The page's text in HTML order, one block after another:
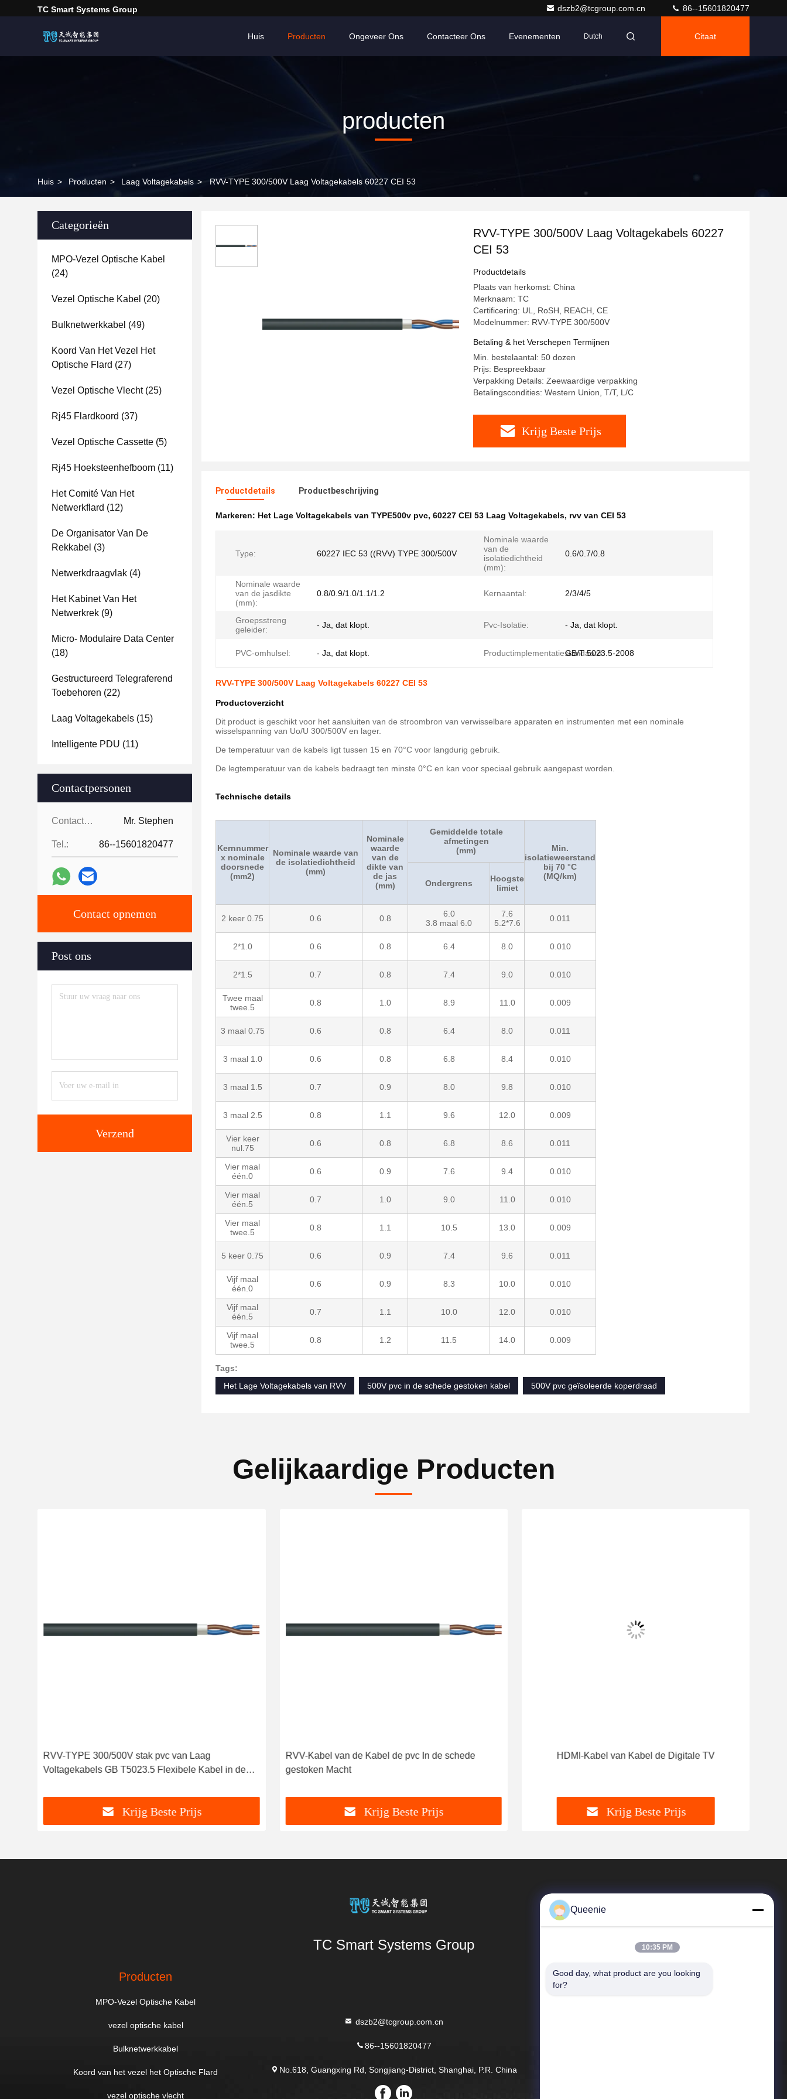
TC Smart Systems Group dszb2@tcgroup.com.cn 86--15601820477
Huis Producten Ongeveer Ons Contacteer Ons Evenementen Dutch Citaat
producten
Huis > Producten > Laag Voltagekabels > RVV-TYPE 300/500V Laag Voltagekabels 60227 CEI 53
Categorieën
MPO-Vezel Optische Kabel
(24)
Vezel Optische Kabel (20)
Bulknetwerkkabel (49)
Koord Van Het Vezel Het
Optische Flard (27)
Vezel Optische Vlecht(25)
Rj45 Flardkoord (37)
Vezel Optische Cassette (5)
Rj45 Hoeksteenhefboom (11)
Het Comité Van Het
Netwerkflard (12)
De Organisator Van De
Rekkabel (3)
Netwerkdraagvlak (4)
Het Kabinet Van Het
Netwerkrek (9)
Micro- Modulaire Data Center
(18)
Gestructureerd Telegraferend
Toebehoren (22)
Laag Voltagekabels (15)
Intelligente PDU (11)
Contactpersonen
Contactpersonen: Mr. Stephen
Tel.: 86--15601820477
Contact opnemen
Post ons
Verzend
RVV-TYPE 300/500V Laag Voltagekabels 60227
CEI 53
Productdetails
Plaats van herkomst: China
Merknaam: TC
Certificering: UL, RoSH, REACH, CE
Modelnummer: RVV-TYPE 300/500V
Betaling & het Verschepen Termijnen
Min. bestelaantal: 50 dozen
Prijs: Bespreekbaar
Verpakking Details: Zeewaardige verpakking
Betalingscondities: Western Union, T/T, L/C
Krijg Beste Prijs
Productdetails Productbeschrijving
Markeren: Het Lage Voltagekabels van TYPE500v pvc, 60227 CEI 53 Laag Voltagekabels, rvv van CEI 53
Type: 60227 IEC 53 ((RVV) TYPE 300/500V
Nominale waarde
van de
isolatiedichtheid
(mm):
0.6/0.7/0.8
Nominale waarde
van de jasdikte
(mm):
0.8/0.9/1.0/1.1/1.2 Kernaantal: 2/3/4/5
Groepsstreng
geleider:
- Ja, dat klopt. Pvc-Isolatie: - Ja, dat klopt.
PVC-omhulsel: - Ja, dat klopt. Productimplementatiestandaard:
GB/T 5023.5-2008
RVV-TYPE 300/500V Laag Voltagekabels 60227 CEI 53
Productoverzicht
Dit product is geschikt voor het aansluiten van de stroombron van verwisselbare apparaten en instrumenten met een nominale
wisselspanning van Uo/U 300/500V en lager.
De temperatuur van de kabels ligt tussen 15 en 70°C voor langdurig gebruik.
De legtemperatuur van de kabels bedraagt ten minste 0°C en kan voor speciaal gebruik aangepast worden.
Technische details
Kernnummer
x nominale
doorsnede
(mm2)
Nominale waarde van
de isolatiedichtheid
(mm)
Nominale
waarde
van de
dikte van
de jas
(mm)
Gemiddelde totale
afmetingen
(mm)
Min.
isolatieweerstand
bij 70 °C
(MQ/km)
Ondergrens
Hoogste
limiet
2 keer 0.75 0.6 0.8
6.0
3.8 maal 6.0
7.6
5.2*7.6
0.011
2*1.0 0.6 0.8 6.4 8.0 0.010
2*1.5 0.7 0.8 7.4 9.0 0.010
Twee maal
twee.5
0.8 1.0 8.9 11.0 0.009
3 maal 0.75 0.6 0.8 6.4 8.0 0.011
3 maal 1.0 0.6 0.8 6.8 8.4 0.010
3 maal 1.5 0.7 0.9 8.0 9.8 0.010
3 maal 2.5 0.8 1.1 9.6 12.0 0.009
Vier keer
nul.75
0.6 0.8 6.8 8.6 0.011
Vier maal
één.0
0.6 0.9 7.6 9.4 0.010
Vier maal
één.5
0.7 1.0 9.0 11.0 0.010
Vier maal
twee.5
0.8 1.1 10.5 13.0 0.009
5 keer 0.75 0.6 0.9 7.4 9.6 0.011
Vijf maal
één.0
0.6 0.9 8.3 10.0 0.010
Vijf maal
één.5
0.7 1.1 10.0 12.0 0.010
Vijf maal
twee.5
0.8 1.2 11.5 14.0 0.009
Tags:
Het Lage Voltagekabels van RVV
500V pvc in de schede gestoken kabel 500V pvc geïsoleerde koperdraad
Gelijkaardige Producten
RVV-TYPE 300/500V stak pvc van Laag
Voltagekabels GB T5023.5 Flexibele Kabel in de
Krijg Beste Prijs
RVV-Kabel van de Kabel de pvc In de schede
gestoken Macht
Krijg Beste Prijs
HDMI-Kabel van Kabel de Digitale TV
Krijg Beste Prijs
TC Smart Systems Group
Producten
MPO-Vezel Optische Kabel
vezel optische kabel
Bulknetwerkkabel
Koord van het vezel het Optische Flard
vezel optische vlecht
dszb2@tcgroup.com.cn
86--15601820477
No.618, Guangxing Rd, Songjiang-District, Shanghai, P.R. China
Snelkoppelingen
Queenie
10:35 PM
Good day, what product are you looking
for?